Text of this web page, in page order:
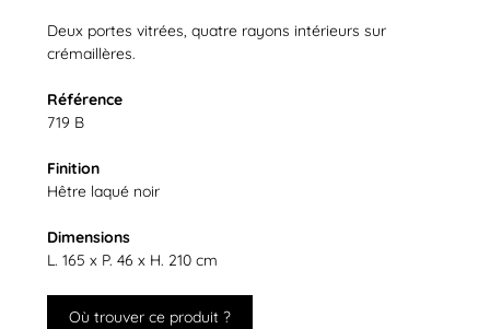
Deux portes vitrées, quatre rayons intérieurs sur
crémaillères.
Référence
719 B
Finition
Hêtre laqué noir
Dimensions
L. 165 x P. 46 x H. 210 cm
Où trouver ce produit ?